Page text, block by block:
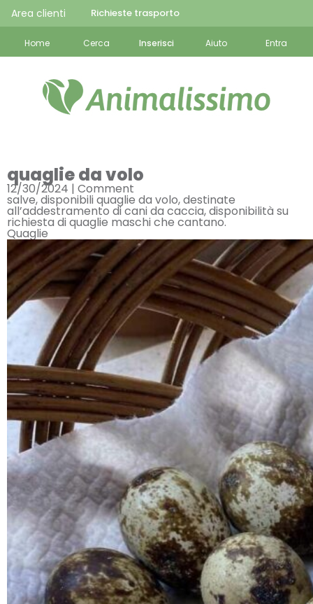
Area clienti Richieste trasporto
Home Cerca Inserisci Aiuto Entra
quaglie da volo
12/30/2024 | Comment
salve, disponibili quaglie da volo, destinate
all’addestramento di cani da caccia, disponibilità su
richiesta di quaglie maschi che cantano.
Quaglie